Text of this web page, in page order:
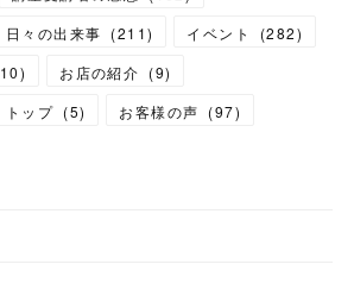
日々の出来事 (211) イベント (282)
10) お店の紹介 (9)
トップ (5) お客様の声 (97)